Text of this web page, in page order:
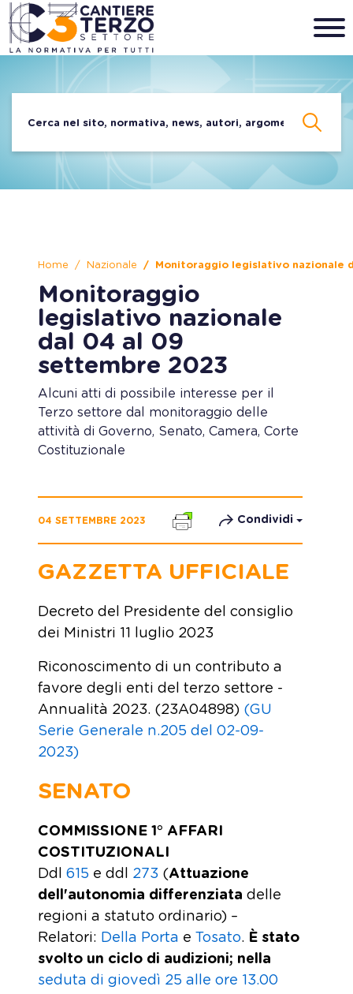
Home Nazionale Monitoraggio legislativo nazionale
Monitoraggio
legislativo nazionale
dal 04 al 09
settembre 2023
Alcuni atti di possibile interesse per il
Terzo settore dal monitoraggio delle
attività di Governo, Senato, Camera, Corte
Costituzionale
04 SETTEMBRE 2023 Condividi
GAZZETTA UFFICIALE
Decreto del Presidente del consiglio
dei Ministri 11 luglio 2023
Riconoscimento di un contributo a
favore degli enti del terzo settore -
Annualità 2023. (23A04898) (GU
Serie Generale n.205 del 02-09-
2023)
SENATO
COMMISSIONE 1° AFFARI
COSTITUZIONALI
Ddl 615 e ddl 273 (Attuazione
dell'autonomia differenziata delle
regioni a statuto ordinario) –
Relatori: Della Porta e Tosato. È stato
svolto un ciclo di audizioni; nella
seduta di giovedì 25 alle ore 13.00